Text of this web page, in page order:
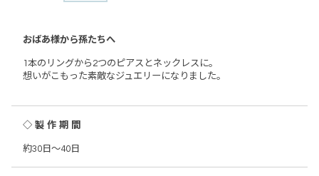
おばあ様から孫たちへ
1本のリングから2つのピアスとネックレスに。
想いがこもった素敵なジュエリーになりました。
◇製作期間
約30日～40日